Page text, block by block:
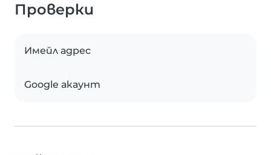
Проверки
Имейл адрес
Google акаунт